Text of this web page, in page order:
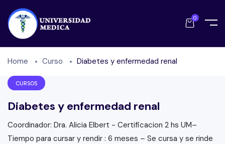
0
Home Curso Diabetes y enfermedad renal
CURSOS
Diabetes y enfermedad renal
Coordinador: Dra. Alicia Elbert - Certificacion 2 hs UM–
Tiempo para cursar y rendir : 6 meses – Se cursa y se rinde